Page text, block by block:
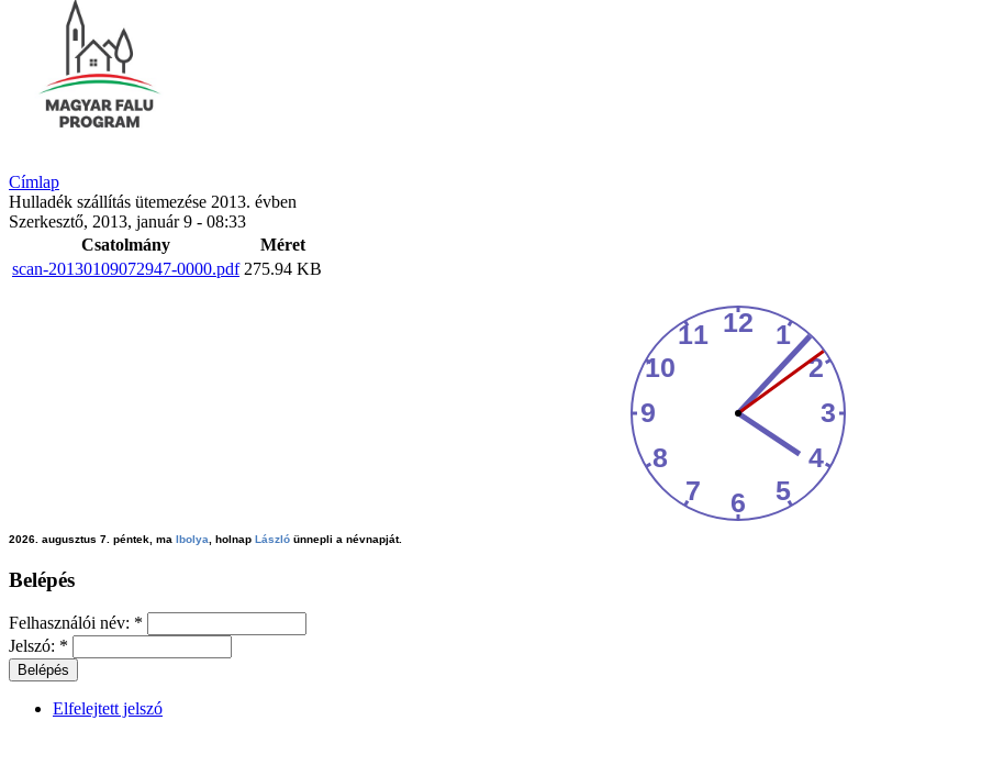
Címlap
Hulladék szállítás ütemezése 2013. évben
Szerkesztő, 2013, január 9 - 08:33
Csatolmány
Méret
scan-20130109072947-0000.pdf 275.94 KB
2026. augusztus 7. péntek, ma Ibolya , holnap László ünnepli a névnapját.
Belépés
Felhasználói név: *
Jelszó: *
Elfelejtett jelszó